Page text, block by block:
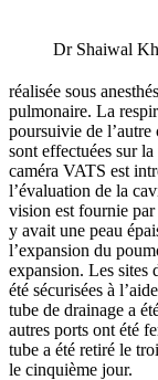
Dr Shaiwal
réalisée sous
pulmonaire. La
poursuivie de
sont effectuées sur
caméra VATS est
l’évaluation de la
vision est fournie
y avait une peau
l’expansion du
expansion. Les sites
été sécurisées à
tube de drainage a
autres ports ont été
tube a été retiré le
le cinquième jour.